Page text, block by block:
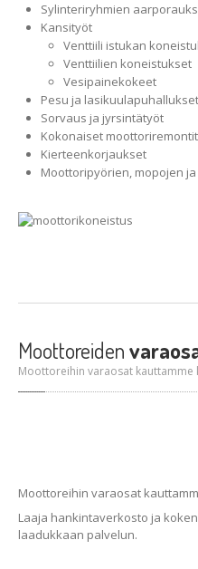
Sylinteriryhmien
Kansityöt
Venttiili istukan
Venttiilien koneistukset
Vesipainekokeet
Pesu ja lasikuulapuhallukset
Sorvaus ja jyrsintätyöt
Kokonaiset moottoriremontit
Kierteenkorjaukset
Moottoripyörien, mopojen
Moottoreiden
Moottoreihin varaosat kauttamme
Moottoreihin varaosat
Laaja hankintaverkosto ja
laadukkaan palvelun.